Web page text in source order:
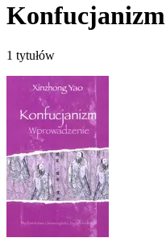
Konfucjanizm
1 tytułów